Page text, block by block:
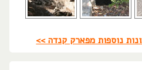
נוספות מפארק קנדה >>